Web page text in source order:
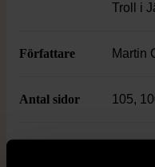
Troll i
Författare Martin
Antal sidor 105,